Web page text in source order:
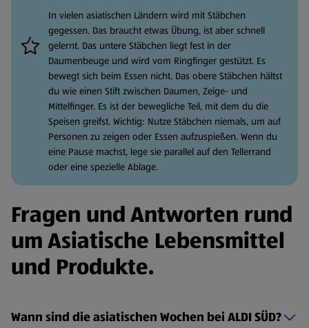
In vielen asiatischen Ländern wird mit Stäbchen
gegessen. Das braucht etwas Übung, ist aber schnell
gelernt. Das untere Stäbchen liegt fest in der
Daumenbeuge und wird vom Ringfinger gestützt. Es
bewegt sich beim Essen nicht. Das obere Stäbchen hältst
du wie einen Stift zwischen Daumen, Zeige- und
Mittelfinger. Es ist der bewegliche Teil, mit dem du die
Speisen greifst. Wichtig: Nutze Stäbchen niemals, um auf
Personen zu zeigen oder Essen aufzuspießen. Wenn du
eine Pause machst, lege sie parallel auf den Tellerrand
oder eine spezielle Ablage.
Fragen und Antworten rund
um Asiatische Lebensmittel
und Produkte.
Wann sind die asiatischen Wochen bei ALDI SÜD?